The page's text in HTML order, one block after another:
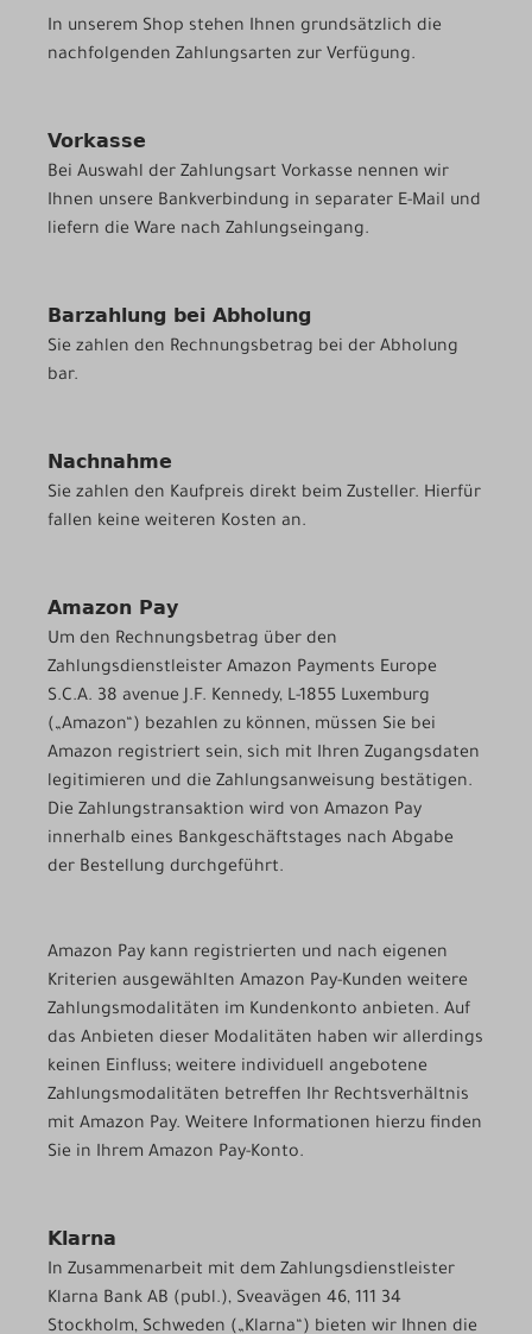
In unserem Shop stehen Ihnen grundsätzlich die
nachfolgenden Zahlungsarten zur Verfügung.
Vorkasse
Bei Auswahl der Zahlungsart Vorkasse nennen wir
Ihnen unsere Bankverbindung in separater E-Mail und
liefern die Ware nach Zahlungseingang.
Barzahlung bei Abholung
Sie zahlen den Rechnungsbetrag bei der Abholung
bar.
Nachnahme
Sie zahlen den Kaufpreis direkt beim Zusteller. Hierfür
fallen keine weiteren Kosten an.
Amazon Pay
Um den Rechnungsbetrag über den
Zahlungsdienstleister Amazon Payments Europe
S.C.A. 38 avenue J.F. Kennedy, L-1855 Luxemburg
(„Amazon“) bezahlen zu können, müssen Sie bei
Amazon registriert sein, sich mit Ihren Zugangsdaten
legitimieren und die Zahlungsanweisung bestätigen.
Die Zahlungstransaktion wird von Amazon Pay
innerhalb eines Bankgeschäftstages nach Abgabe
der Bestellung durchgeführt.
Amazon Pay kann registrierten und nach eigenen
Kriterien ausgewählten Amazon Pay-Kunden weitere
Zahlungsmodalitäten im Kundenkonto anbieten. Auf
das Anbieten dieser Modalitäten haben wir allerdings
keinen Einfluss; weitere individuell angebotene
Zahlungsmodalitäten betreffen Ihr Rechtsverhältnis
mit Amazon Pay. Weitere Informationen hierzu finden
Sie in Ihrem Amazon Pay-Konto.
Klarna
In Zusammenarbeit mit dem Zahlungsdienstleister
Klarna Bank AB (publ.), Sveavägen 46, 111 34
Stockholm, Schweden („Klarna“) bieten wir Ihnen die